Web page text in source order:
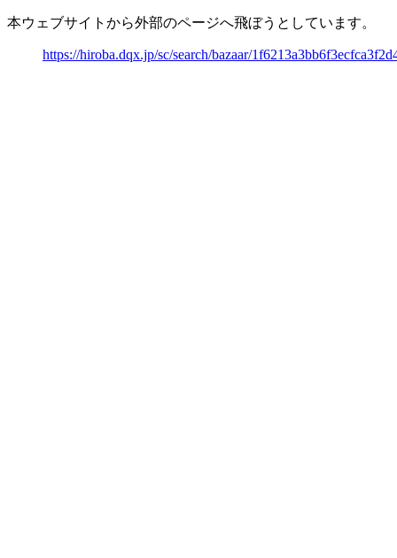
本ウェブサイトから外部のページへ飛ぼうとしています。
https://hiroba.dqx.jp/sc/search/bazaar/